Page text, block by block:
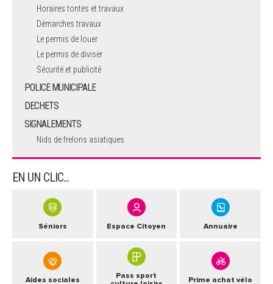
Horaires tontes et travaux
Démarches travaux
Le permis de louer
Le permis de diviser
Sécurité et publicité
POLICE MUNICIPALE
DECHETS
SIGNALEMENTS
Nids de frelons asiatiques
EN UN CLIC...
Séniors Espace Citoyen Annuaire
Aides sociales
Pass sport
Prime achat vélo